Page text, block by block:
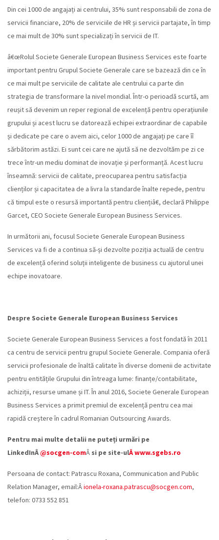
Din cei 1000 de angajați ai centrului, 35% sunt responsabili de zona de
servicii financiare, 20% de serviciile de HR și servicii partajate, în timp
ce mai mult de 30% sunt specializați în servicii de IT.
â€œRolul Societe Generale European Business Services este foarte
important pentru Grupul Societe Generale care se bazează din ce în
ce mai mult pe serviciile de calitate ale centrului ca parte din
strategia de transformare la nivel mondial. Într-o perioadă scurtă, am
reușit să devenim un reper regional de excelență pentru operațiunile
grupului și acest lucru se datorează echipei extraordinar de capabile
și dedicate pe care o avem aici, celor 1000 de angajați pe care îî
sărbătorim astăzi. Ei sunt cei care ne ajută să ne dezvoltăm pe zi ce
trece într-un mediu dominat de inovație și performanță. Acest lucru
înseamnă: servicii de calitate, preocuparea pentru satisfacția
clienților și capacitatea de a livra la standarde înalte repede, pentru
că timpul este o resursă importantă pentru cliențiâ€, declară Philippe
Garcet, CEO Societe Generale European Business Services.
In următorii ani, focusul Societe Generale European Business
Services va fi de a continua să-și dezvolte poziția actuală de centru
de excelență oferind soluții inteligente de business cu ajutorul unei
echipe inovatoare.
Despre Societe Generale European Business Services
Societe Generale European Business Services a fost fondată în 2011
ca centru de servicii pentru grupul Societe Generale. Compania oferă
servicii profesionale de înaltă calitate în diverse domenii de activitate
pentru entitățile Grupului din întreaga lume: finanțe/contabilitate,
achiziții, resurse umane și IT. În anul 2016, Societe Generale European
Business Services a primit premiul de excelență pentru cea mai
rapidă creștere în cadrul Romanian Outsourcing Awards.
Pentru mai multe detalii ne puteți urmări pe
LinkedInÂ@socgen-comÂ si pe site-ulÂ www.sgebs.ro
Persoana de contact: Patrascu Roxana, Communication and Public
Relation Manager, email:Âionela-roxana.patrascu@socgen.com,
telefon: 0733 552 851